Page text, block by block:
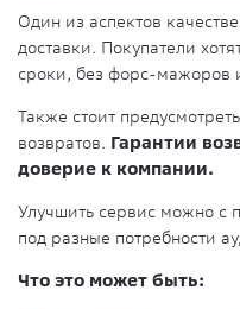
Один из аспектов
доставки. Покупатели
сроки, без форс-мажоров
Также стоит
возвратов. Гарантии
доверие к компании.
Улучшить сервис можно с
под разные потребности
Что это может быть: